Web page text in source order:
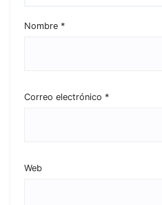
Nombre *
Correo electrónico *
Web